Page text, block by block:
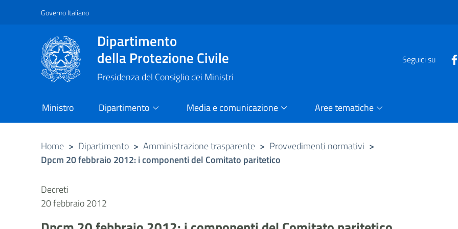
Vai al contenuto principale
Raggiungi il piè di pagina
Governo Italiano
Dipartimento
della Protezione Civile
Presidenza del Consiglio dei Ministri
Seguici su
Ministro Dipartimento Media e comunicazione Aree tematiche
Home > Dipartimento > Amministrazione trasparente > Provvedimenti normativi >
Dpcm 20 febbraio 2012: i componenti del Comitato paritetico
Decreti
20 febbraio 2012